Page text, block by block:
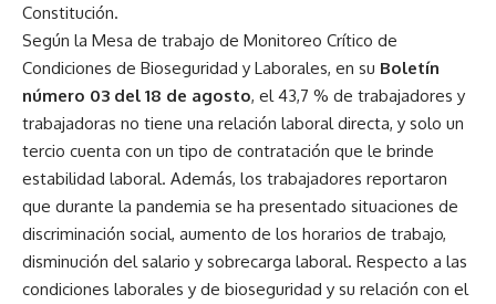
Constitución.
Según la Mesa de trabajo de Monitoreo Crítico de
Condiciones de Bioseguridad y Laborales, en su Boletín
número 03 del 18 de agosto, el 43,7 % de trabajadores y
trabajadoras no tiene una relación laboral directa, y solo un
tercio cuenta con un tipo de contratación que le brinde
estabilidad laboral. Además, los trabajadores reportaron
que durante la pandemia se ha presentado situaciones de
discriminación social, aumento de los horarios de trabajo,
disminución del salario y sobrecarga laboral. Respecto a las
condiciones laborales y de bioseguridad y su relación con el